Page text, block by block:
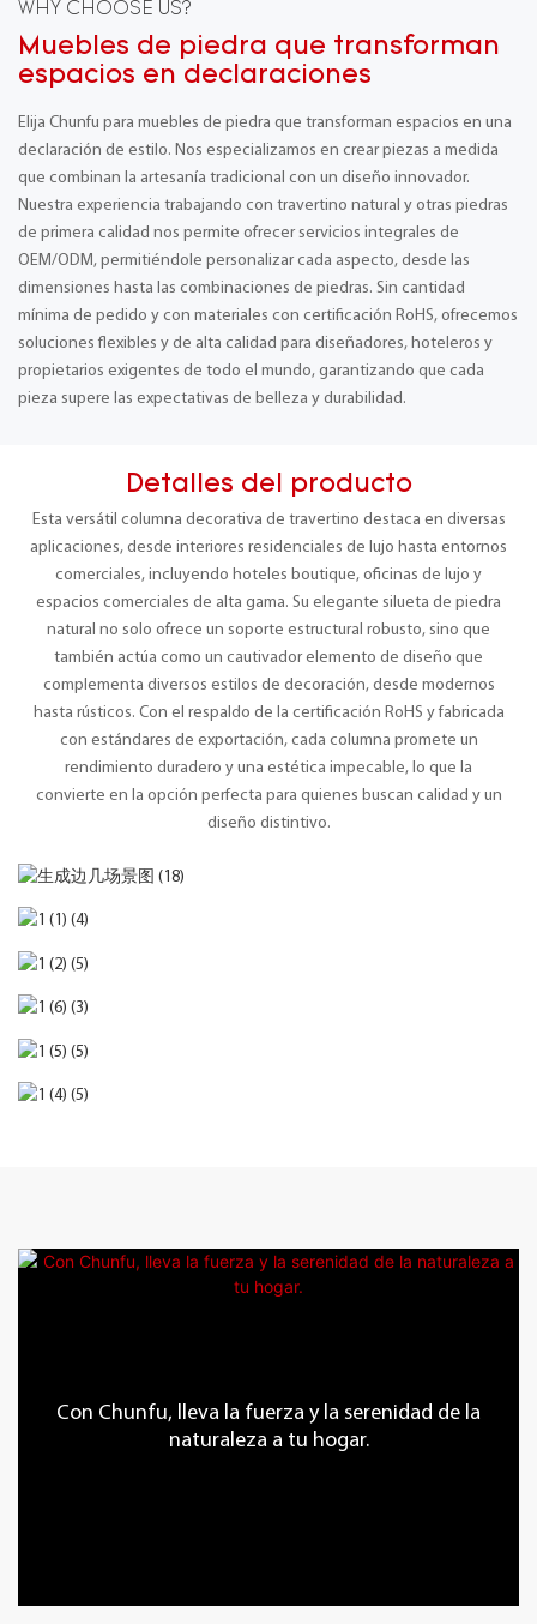
WHY CHOOSE US?
Muebles de piedra que transforman
espacios en declaraciones
Elija Chunfu para muebles de piedra que transforman espacios en una
declaración de estilo. Nos especializamos en crear piezas a medida
que combinan la artesanía tradicional con un diseño innovador.
Nuestra experiencia trabajando con travertino natural y otras piedras
de primera calidad nos permite ofrecer servicios integrales de
OEM/ODM, permitiéndole personalizar cada aspecto, desde las
dimensiones hasta las combinaciones de piedras. Sin cantidad
mínima de pedido y con materiales con certificación RoHS, ofrecemos
soluciones flexibles y de alta calidad para diseñadores, hoteleros y
propietarios exigentes de todo el mundo, garantizando que cada
pieza supere las expectativas de belleza y durabilidad.
Detalles del producto
Esta versátil columna decorativa de travertino destaca en diversas
aplicaciones, desde interiores residenciales de lujo hasta entornos
comerciales, incluyendo hoteles boutique, oficinas de lujo y
espacios comerciales de alta gama. Su elegante silueta de piedra
natural no solo ofrece un soporte estructural robusto, sino que
también actúa como un cautivador elemento de diseño que
complementa diversos estilos de decoración, desde modernos
hasta rústicos. Con el respaldo de la certificación RoHS y fabricada
con estándares de exportación, cada columna promete un
rendimiento duradero y una estética impecable, lo que la
convierte en la opción perfecta para quienes buscan calidad y un
diseño distintivo.
Con Chunfu, lleva la fuerza y ​​la serenidad de la
naturaleza a tu hogar.